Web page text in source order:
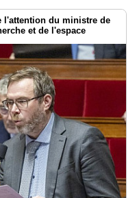
l'attention du ministre de
et de l'espace